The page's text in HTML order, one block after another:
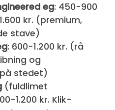
eg: 450-900
kr. (premium,
stave)
: 600-1.200 kr. (rå
og
stedet)
(fuldlimet
1.200 kr. Klik-